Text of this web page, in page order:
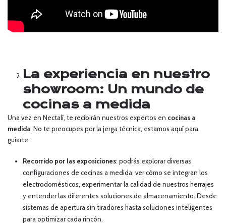
La experiencia en nuestro
showroom: Un mundo de
cocinas a medida
Una vez en Nectalí, te recibirán nuestros expertos en cocinas a
medida. No te preocupes por la jerga técnica, estamos aquí para
guiarte.
Recorrido por las exposiciones: podrás explorar diversas
configuraciones de cocinas a medida, ver cómo se integran los
electrodomésticos, experimentar la calidad de nuestros herrajes
y entender las diferentes soluciones de almacenamiento. Desde
sistemas de apertura sin tiradores hasta soluciones inteligentes
para optimizar cada rincón.